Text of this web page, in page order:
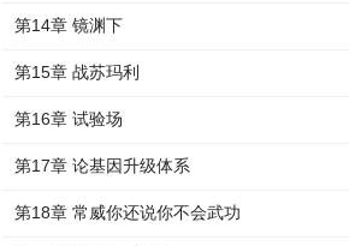
第14章 镜渊下
第15章 战苏玛利
第16章 试验场
第17章 论基因升级体系
第18章 常威你还说你不会武功